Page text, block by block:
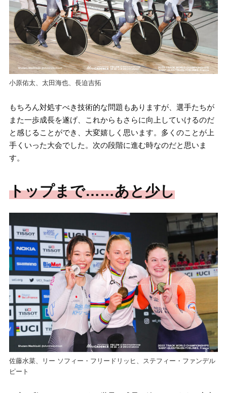
小原佑太、太田海也、長迫吉拓
もちろん対処すべき技術的な問題もありますが、選手たちが
また一歩成長を遂げ、これからもさらに向上していけるのだ
と感じることができ、大変嬉しく思います。多くのことが上
手くいった大会でした。次の段階に進む時なのだと思いま
す。
トップまで……あと少し
佐藤水菜、リー ソフィー・フリードリッヒ、ステフィー・ファンデル
ピート